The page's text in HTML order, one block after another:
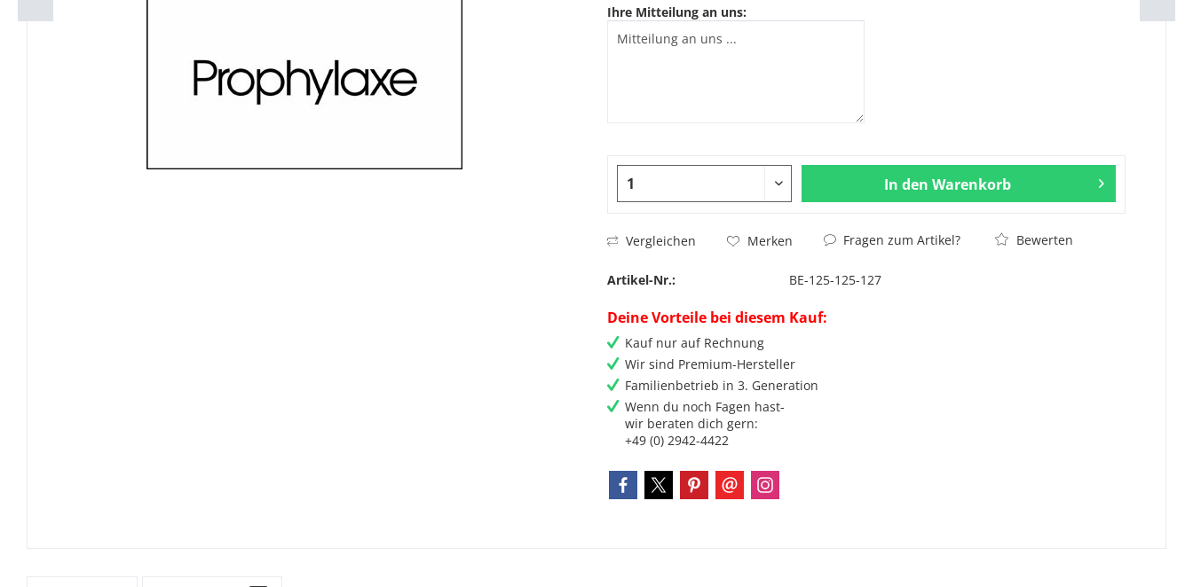
Ihre Mitteilung an uns:
In den Warenkorb
Vergleichen Merken Fragen zum Artikel? Bewerten
Artikel-Nr.: BE-125-125-127
Deine Vorteile bei diesem Kauf:
Kauf nur auf Rechnung
Wir sind Premium-Hersteller
Familienbetrieb in 3. Generation
Wenn du noch Fagen hast-
wir beraten dich gern:
+49 (0) 2942-4422